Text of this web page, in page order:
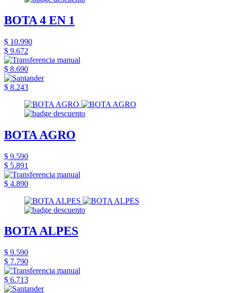
BOTA 4 EN 1
$ 10.990
$ 9.672
$ 8.690
$ 8.243
BOTA AGRO
$ 9.590
$ 5.891
$ 4.890
BOTA ALPES
$ 9.590
$ 7.790
$ 6.713